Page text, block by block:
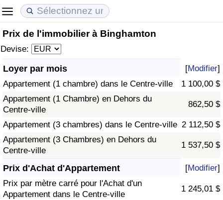
Prix de l'immobilier à Binghamton
Devise:
Loyer par mois [Modifier]
Appartement (1 chambre) dans le Centre-ville
1 100,00 $
Appartement (1 Chambre) en Dehors du
Centre-ville
862,50 $
Appartement (3 chambres) dans le Centre-ville 2 112,50 $
Appartement (3 Chambres) en Dehors du
Centre-ville
1 537,50 $
Prix d'Achat d'Appartement [Modifier]
Prix par mètre carré pour l'Achat d'un
Appartement dans le Centre-ville
1 245,01 $
Coût de la vie
Indice du Coût de la Vie (Actuel)
Indice du Coût de la Vie
Indice du coût de la vie par pays
à Akaba
Prix de l'immobilier
Indice des Prix de l'immobilier (Actuel)
Indice des Prix de l'immobilier
Indice des Prix de l'immobilier par Pays
Qualité de Vie
Indice de Qualité de Vie
Indice de Qualité de Vie (Actuel)
Indice de qualité de vie par pays
Criminalité
Indice de Criminalité (Actuel)
Indice de Criminalité